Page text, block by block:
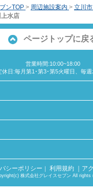
ンTOP > 周辺施設案内 > 立川市
水店
ページトップに戻
営業時間:10:00~18:00
休日:毎月第1･第3･第5火曜日、毎週
シーポリシー ｜ 利用規約 ｜ア
株式会社グレイスセブン All rights